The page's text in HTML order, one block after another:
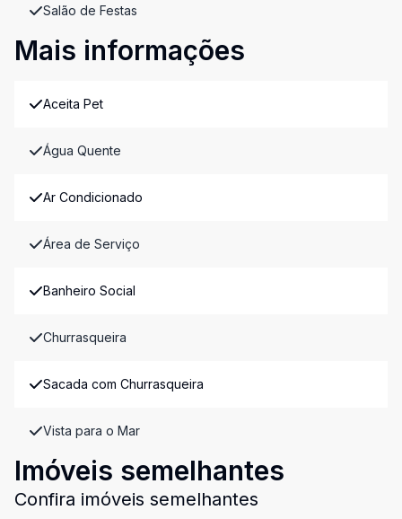
Salão de Festas
Mais informações
Aceita Pet
Água Quente
Ar Condicionado
Área de Serviço
Banheiro Social
Churrasqueira
Sacada com Churrasqueira
Vista para o Mar
Imóveis semelhantes
Confira imóveis semelhantes